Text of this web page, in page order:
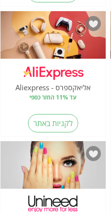
אליאקספרס - Aliexpress
עד 11% החזר כספי
לקניות באתר